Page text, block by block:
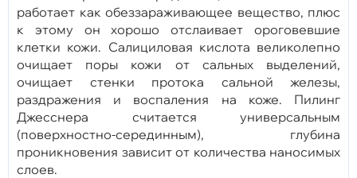
работает как обеззараживающее вещество, плюс
к этому он хорошо отслаивает ороговевшие
клетки кожи. Салициловая кислота великолепно
очищает поры кожи от сальных выделений,
очищает стенки протока сальной железы,
раздражения и воспаления на коже. Пилинг
Джесснера считается универсальным
(поверхностно-серединным), глубина
проникновения зависит от количества наносимых
слоев.